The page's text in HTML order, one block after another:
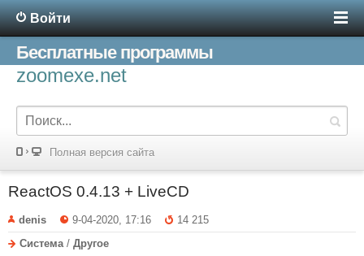
Войти
Бесплатные программы
zoomexe.net
Полная версия сайта
ReactOS 0.4.13 + LiveCD
denis 9-04-2020, 17:16
14 215
Система / Другое